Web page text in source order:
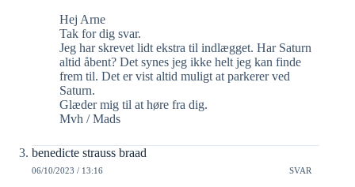
Hej Arne
Tak for dig svar.
Jeg har skrevet lidt ekstra til indlægget. Har Saturn
altid åbent? Det synes jeg ikke helt jeg kan finde
frem til. Det er vist altid muligt at parkerer ved
Saturn.
Glæder mig til at høre fra dig.
Mvh / Mads
benedicte strauss braad
06/10/2023 / 13:16 SVAR